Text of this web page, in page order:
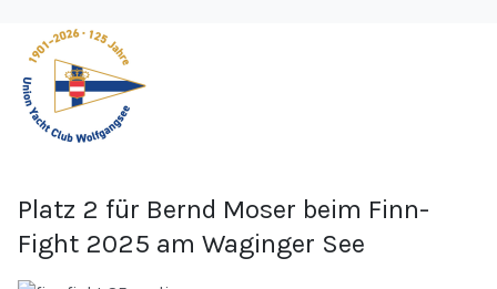
Platz 2 für Bernd Moser beim Finn-
Fight 2025 am Waginger See